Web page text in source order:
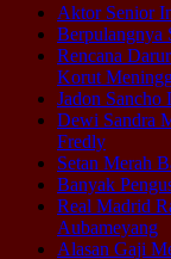
Aktor Senior
Berpulangnya
Rencana
Korut
Jadon Sancho
Dewi Sandra
Fredly
Setan Merah
Banyak
Real Madrid
Aubameyang
Alasan Gaji